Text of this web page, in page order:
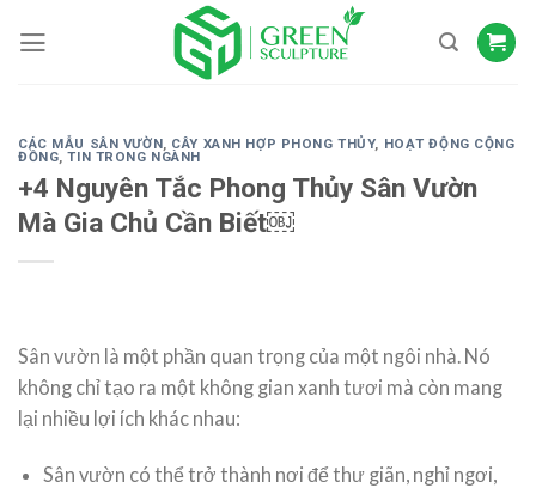
CÁC MẪU SÂN VƯỜN, CÂY XANH HỢP PHONG THỦY, HOẠT ĐỘNG CỘNG
ĐỒNG,TIN TRONG NGÀNH
+4 Nguyên Tắc Phong Thủy Sân Vườn
Mà Gia Chủ Cần Biết￼
Sân vườn là một phần quan trọng của một ngôi nhà. Nó
không chỉ tạo ra một không gian xanh tươi mà còn mang
lại nhiều lợi ích khác nhau:
Sân vườn có thể trở thành nơi để thư giãn, nghỉ ngơi,